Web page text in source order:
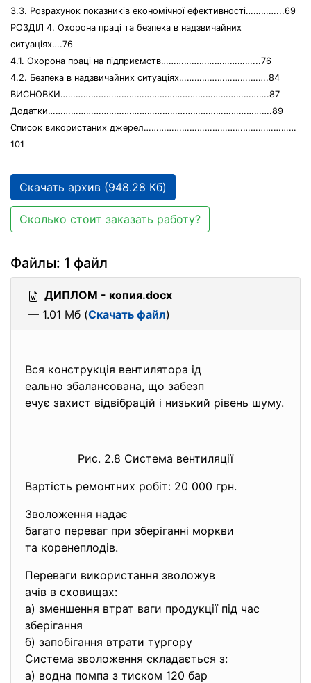
3.3. Розрахунок показників економічної ефективності…………...69
РОЗДІЛ 4. Охорона праці та безпека в надзвичайних
ситуаціях….76
4.1. Охорона праці на підприємств………………………………...76
4.2. Безпека в надзвичайних ситуаціях……………………….…….84
ВИСНОВКИ……………………………………………………………………….87
Додатки…………………………………………………………………………….89
Список використаних джерел……………………………………………………
101
Скачать архив (948.28 Кб)
Сколько стоит заказать работу?
Файлы: 1 файл
ДИПЛОМ - копия.docx
— 1.01 Мб (Скачать файл)
Вся конструкція вентилятора ід
еально збалансована, що забезп
ечує захист відвібрацій і низький рівень шуму.
Рис. 2.8 Система вентиляції
Вартість ремонтних робіт: 20 000 грн.
Зволоження надає
багато переваг при зберіганні моркви
та коренеплодів.
Переваги використання зволожув
ачів в сховищах:
а) зменшення втрат ваги продукції під час
зберігання
б) запобігання втрати тургору
Система зволоження складається з:
а) водна помпа з тиском 120 бар